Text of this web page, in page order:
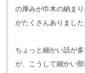
の厚みが巾木の納ま
がたくさんありました
ちょっと細かい話が
が、こうして細かい